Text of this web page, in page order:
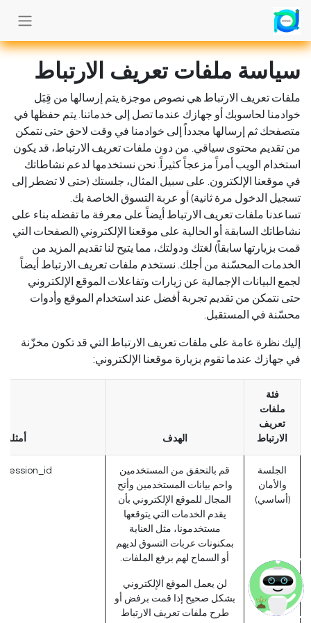
سياسة ملفات تعريف الارتباط
ملفات تعريف الارتباط هي نصوص موجزة يتم إرسالها من قِبَل
خوادمنا لحاسوبك أو جهازك عندما تصل إلى خدماتنا. يتم حفظها في
متصفحك ثم إرسالها مجدداً إلى خوادمنا في وقت لاحق حتى نتمكن
من تقديم محتوى سياقي. من دون ملفات تعريف الارتباط، قد يكون
استخدام الويب أمراً مزعجاً كثيراً. نحن نستخدمها لدعم نشاطاتك
في موقعنا الإلكترون. على سبيل المثال، جلستك (حتى لا تضطر إلى
تسجيل الدخول مرة ثانية) أو عربة التسوق الخاصة بك.
تساعدنا ملفات تعريف الارتباط أيضاً على معرفة ما تفضله بناء على
نشاطاتك السابقة أو الحالية على موقعنا الإلكتروني (الصفحات التي
قمت بزيارتها سابقاً) لغتك ودولتك، مما يتيح لنا تقديم المزيد من
الخدمات المحسّنة من أجلك. نستخدم ملفات تعريف الارتباط أيضاً
لجمع البيانات الإجمالية عن زيارات وتفاعلات الموقع الإلكتروني
حتى نتمكن من تقديم تجربة أفضل عند استخدام الموقع وأدوات
محسّنة في المستقبل.
إليك نظرة عامة على ملفات تعريف الارتباط التي قد تكون مخزّنة
في جهازك عندما تقوم بزيارة موقعنا الإلكتروني:
فئة
ملفات
تعريف
الارتباط
الهدف أمثلة
الجلسة
والأمان
(أساسي)
قم بالتحقق من المستخدمين
واحم بيانات المستخدمين وأتح
المجال للموقع الإلكتروني بأن
يقدم الخدمات التي يتوقعها
مستخدمونا، مثل العناية
بمكنونات عربات التسوق لديهم
أو السماح لهم برفع الملفات.
لن يعمل الموقع الإلكتروني
بشكل صحيح إذا قمت برفض أو
طرح ملفات تعريف الارتباط
session_id (أودو)